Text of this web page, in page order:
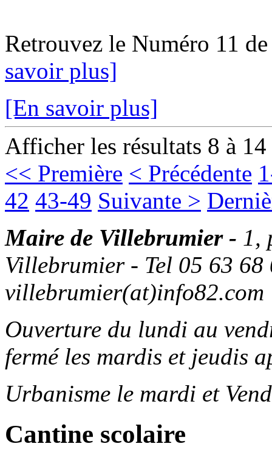
Retrouvez le Numéro 11
savoir plus]
[En savoir plus]
Afficher les résultats 8 à
<< Première < Précédente
42 43-49 Suivante >
Maire de Villebrumier - 1,
Villebrumier - Tel 05 63
villebrumier(at)info82.com
Ouverture du lundi au
fermé les mardis et jeudis
Urbanisme le mardi et
Cantine scolaire